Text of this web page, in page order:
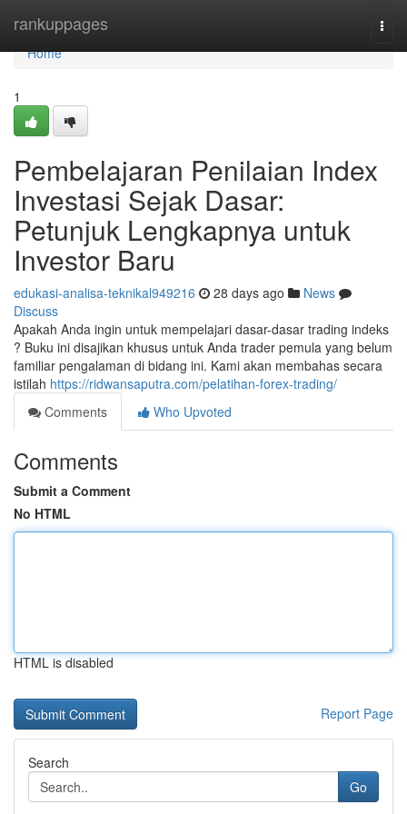
rankuppages
Home
Home
1
Pembelajaran Penilaian Index
Investasi Sejak Dasar:
Petunjuk Lengkapnya untuk
Investor Baru
edukasi-analisa-teknikal949216 28 days ago
News
Discuss
Apakah Anda ingin untuk mempelajari dasar-dasar trading indeks
? Buku ini disajikan khusus untuk Anda trader pemula yang belum
familiar pengalaman di bidang ini. Kami akan membahas secara
istilah https://ridwansaputra.com/pelatihan-forex-trading/
Comments
Who Upvoted
Comments
Submit a Comment
No HTML
HTML is disabled
Report Page
Search
Go